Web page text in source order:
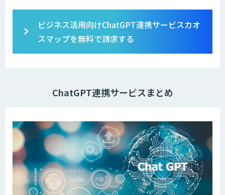
ビジネス活用向けChatGPT連携サービスカオ
スマップを無料で請求する
ChatGPT連携サービスまとめ